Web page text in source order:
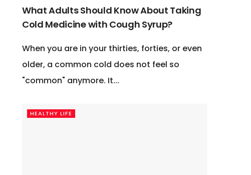
What Adults Should Know About Taking
Cold Medicine with Cough Syrup?
When you are in your thirties, forties, or even
older, a common cold does not feel so
"common" anymore. It...
HEALTHY LIFE